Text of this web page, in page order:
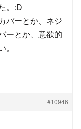
。:D
バーとか、ネジ
ーとか、意欲的
#10946